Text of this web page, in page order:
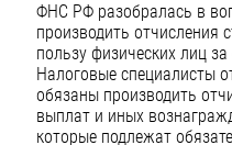
ФНС РФ разобралась в
производить отчисления
пользу физических лиц за
Налоговые специалисты
обязаны производить
выплат и иных
которые подлежат